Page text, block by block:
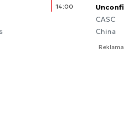
14:00
CASC
China
Reklama